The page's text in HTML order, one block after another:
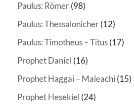
Paulus: Römer(98)
Paulus: Thessalonicher(12)
Paulus: Timotheus – Titus(17)
Prophet Daniel (16)
Prophet Haggai – Maleachi (15)
Prophet Hesekiel (24)